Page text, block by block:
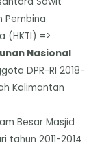
Pembina
(HKTI) =>
Nasional
DPR-RI 2018-
Kalimantan
Besar Masjid
tahun 2011-2014